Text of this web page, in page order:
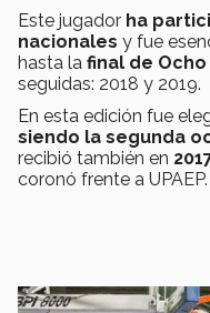
Este jugador ha
nacionales y fue
hasta la final de
seguidas: 2018 y 2019.
En esta edición fue
siendo la segunda
recibió también en
coronó frente a UPAEP.